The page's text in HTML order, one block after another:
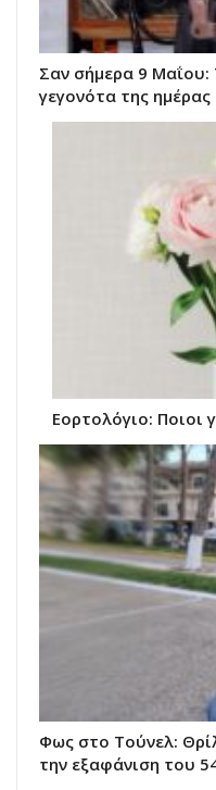
Σαν σήμερα 9 Μαΐου:
γεγονότα της ημέρας
Εορτολόγιο: Ποιοι
Φως στο Τούνελ:
την εξαφάνιση του